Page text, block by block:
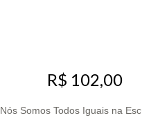
R$ 102,00
Nós Somos Todos Iguais na